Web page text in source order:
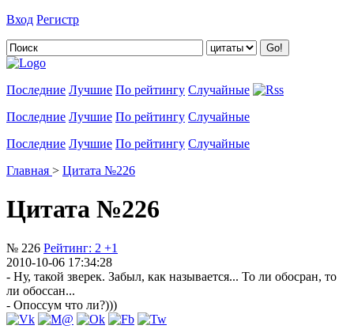
Вход Регистр
Последние Лучшие По рейтингу Случайные
Последние Лучшие По рейтингу Случайные
Последние Лучшие По рейтингу Случайные
Главная > Цитата №226
Цитата №226
№ 226 Рейтинг: 2 +1
2010-10-06 17:34:28
- Ну, такой зверек. Забыл, как называется... То ли обосран, то
ли обоссан...
- Опоссум что ли?)))